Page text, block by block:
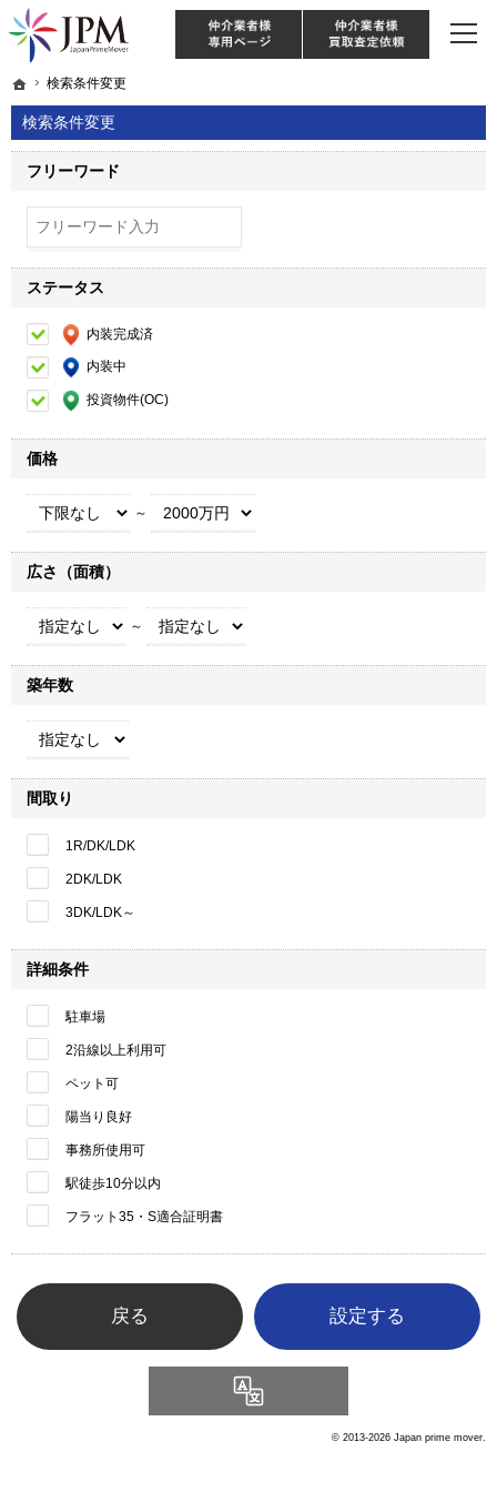
ホーム
検索条件変更
検索条件変更
東京・神奈川・埼玉・千葉のリノベーション住宅や中古マンションを手がける会
【物件買取強化中！】リノベーション住宅・不動産・中古マンションならJPM
フリーワード
ステータス
内装完成済
内装中
投資物件(OC)
価格
～
広さ（面積）
～
築年数
間取り
1R/DK/LDK
2DK/LDK
3DK/LDK～
詳細条件
駐車場
2沿線以上利用可
ペット可
陽当り良好
事務所使用可
駅徒歩10分以内
フラット35・S適合証明書
戻る
ホーム
検索条件変更
© 2013-2026 Japan prime mover.